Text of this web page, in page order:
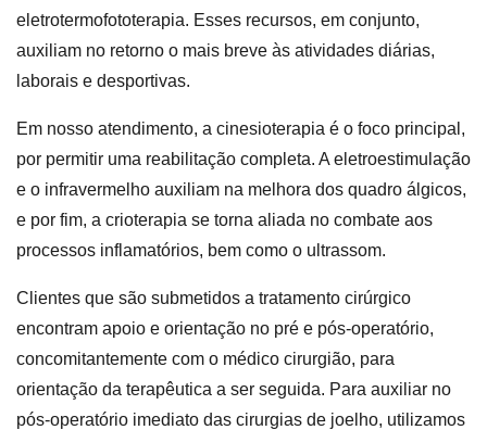
eletrotermofototerapia. Esses recursos, em conjunto,
auxiliam no retorno o mais breve às atividades diárias,
laborais e desportivas.
Em nosso atendimento, a cinesioterapia é o foco principal,
por permitir uma reabilitação completa. A eletroestimulação
e o infravermelho auxiliam na melhora dos quadro álgicos,
e por fim, a crioterapia se torna aliada no combate aos
processos inflamatórios, bem como o ultrassom.
​Clientes que são submetidos a tratamento cirúrgico
encontram apoio e orientação no pré e pós-operatório,
concomitantemente com o médico cirurgião, para
orientação da terapêutica a ser seguida. Para auxiliar no
pós-operatório imediato das cirurgias de joelho, utilizamos